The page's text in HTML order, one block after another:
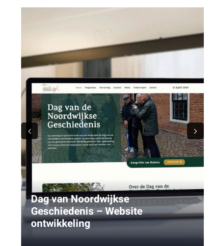
Previous
Dag van Noordwijkse
Geschiedenis – Website
ontwikkeling
Next